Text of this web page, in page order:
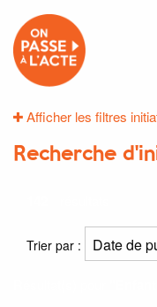
Afficher les filtres
Recherche
Trier par :